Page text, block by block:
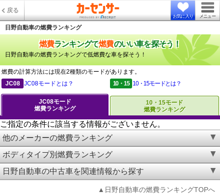
戻る
お気に入り メニュー
日野自動車の燃費ランキング
燃費ランキングで燃費のいい車を探そう！
日野自動車の燃費ランキングで低燃費な車を探そう！
燃費の計算方法には現在2種類のモードがあります。
JC08
JC08モードとは？ 10・15 10・15モードとは？
JC08モード
燃費ランキング
10・15モード
燃費ランキング
ご指定の条件に該当する情報がございません。
他のメーカーの燃費ランキング
ボディタイプ別燃費ランキング
日野自動車の中古車を関連情報から探す
▲日野自動車の燃費ランキングTOPへ